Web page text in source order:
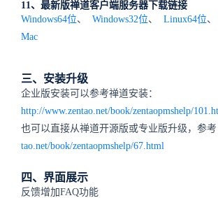
11、最新版禅道客户端服务器下载链接
Windows64位、 Windows32位、 Linux64位、
Mac
三、安装升级
企业版安装可以参考禅道安装：
http://www.zentao.net/book/zentaopmshelp/
也可以直接从禅道开源版或专业版升级，参考
tao.net/book/zentaopmshelp/67.html
四、界面展示
反馈增加FAQ功能